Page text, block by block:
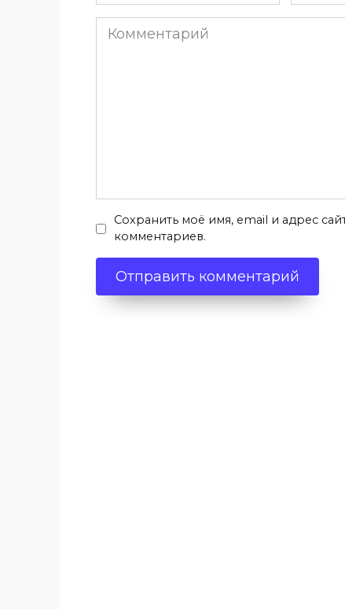
Комментарий
Сохранить моё имя, email и адрес
комментариев.